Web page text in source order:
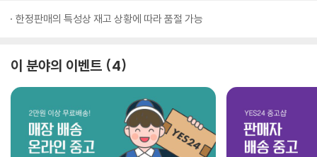
한정판매의 특성상 재고 상황에 따라 품절 가능
이 분야의 이벤트 4